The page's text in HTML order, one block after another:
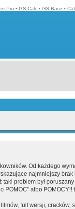
Pro • GS-Calc • GS-Base •
Od każdego
najmniejszy brak
taki problem był
albo
full wersji, cracków,